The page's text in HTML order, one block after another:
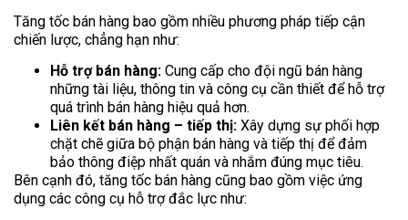
Tăng tốc bán hàng bao gồm nhiều phương pháp tiếp cận
chiến lược, chẳng hạn như:
Hỗ trợ bán hàng: Cung cấp cho đội ngũ bán hàng
những tài liệu, thông tin và công cụ cần thiết để hỗ trợ
quá trình bán hàng hiệu quả hơn.
Liên kết bán hàng – tiếp thị: Xây dựng sự phối hợp
chặt chẽ giữa bộ phận bán hàng và tiếp thị để đảm
bảo thông điệp nhất quán và nhắm đúng mục tiêu.
Bên cạnh đó, tăng tốc bán hàng cũng bao gồm việc ứng
dụng các công cụ hỗ trợ đắc lực như: